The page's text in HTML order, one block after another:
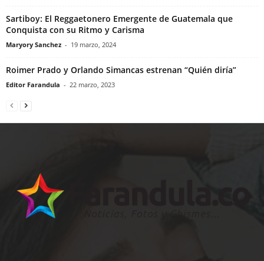
Sartiboy: El Reggaetonero Emergente de Guatemala que
Conquista con su Ritmo y Carisma
Maryory Sanchez - 19 marzo, 2024
Roimer Prado y Orlando Simancas estrenan “Quién diría”
Editor Farandula - 22 marzo, 2023